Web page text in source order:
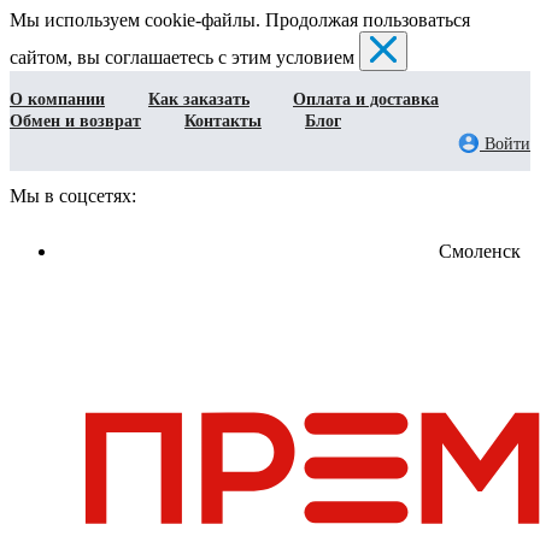
Мы используем cookie-файлы. Продолжая пользоваться
сайтом, вы соглашаетесь с этим условием
О компании Как заказать
Оплата и доставка
Обмен и возврат
Контакты
Блог
Войти
Мы в соцсетях:
Смоленск